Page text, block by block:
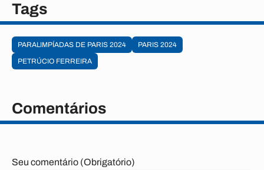
Tags
PARALIMPÍADAS DE PARIS 2024
PARIS 2024
PETRÚCIO FERREIRA
Comentários
Seu comentário (Obrigatório)